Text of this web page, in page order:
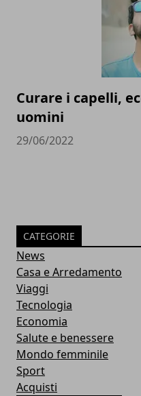
Curare i capelli,
uomini
29/06/2022
CATEGORIE
News
Casa e Arredamento
Viaggi
Tecnologia
Economia
Salute e benessere
Mondo femminile
Sport
Acquisti